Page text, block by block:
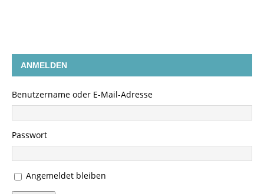
ANMELDEN
Benutzername oder E-Mail-Adresse
Passwort
Angemeldet bleiben